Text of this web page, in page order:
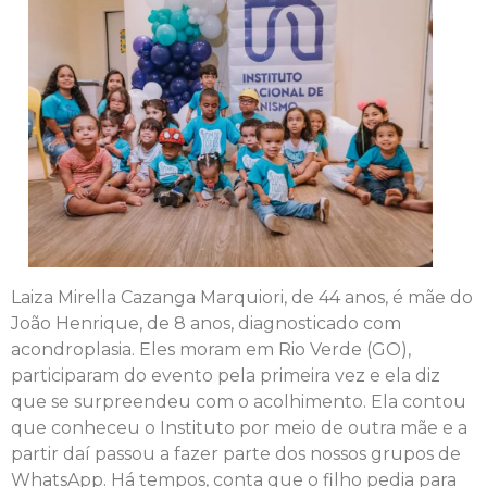
Laiza Mirella Cazanga Marquiori, de 44 anos, é mãe do
João Henrique, de 8 anos, diagnosticado com
acondroplasia. Eles moram em Rio Verde (GO),
participaram do evento pela primeira vez e ela diz
que se surpreendeu com o acolhimento. Ela contou
que conheceu o Instituto por meio de outra mãe e a
partir daí passou a fazer parte dos nossos grupos de
WhatsApp. Há tempos, conta que o filho pedia para